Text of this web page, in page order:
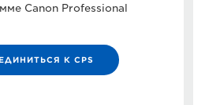
Canon Professional
К CPS